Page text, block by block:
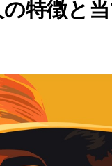
の特徴と